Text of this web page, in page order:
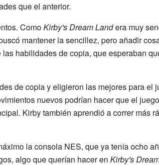
que el anterior.
ComoKirby's Dream Landera muy
mantener la sencillez, pero añadir
habilidades de copia, que esperaban
de copia y eligieron las mejores para el
nuevos podrían hacer que el
Kirby también aprendió a correr más
la consola NES, que ya tenía ocho
algo que querían hacer en Kirby's